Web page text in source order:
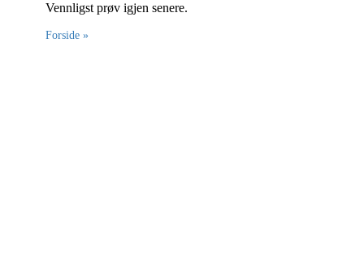
Vennligst prøv igjen senere.
Forside »